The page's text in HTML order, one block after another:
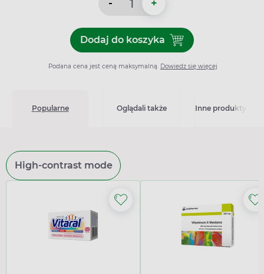
- +
Dodaj do koszykaDodaj do koszyka Permen
Podana cena jest ceną maksymalną. Dowiedz się więcej
Popularne Oglądali także Inne produkty z
High-contrast mode